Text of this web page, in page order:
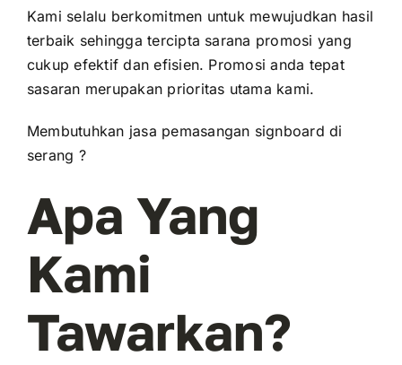
Kami selalu berkomitmen untuk mewujudkan hasil
terbaik sehingga tercipta sarana promosi yang
cukup efektif dan efisien. Promosi anda tepat
sasaran merupakan prioritas utama kami.
Membutuhkan jasa pemasangan signboard di
serang ?
Apa Yang
Kami
Tawarkan?